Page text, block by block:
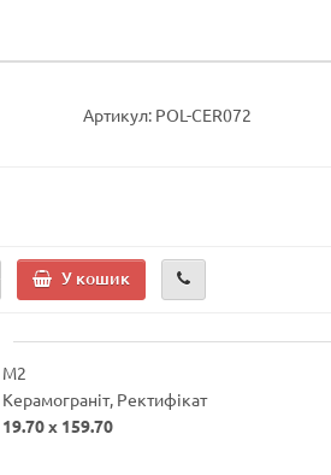
Артикул: POL-CER072
У кошик
М2
Керамограніт, Ректифікат
19.70 x 159.70